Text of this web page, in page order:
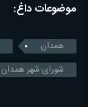
موضوعات داغ:
همدان
شورای شهر همدان